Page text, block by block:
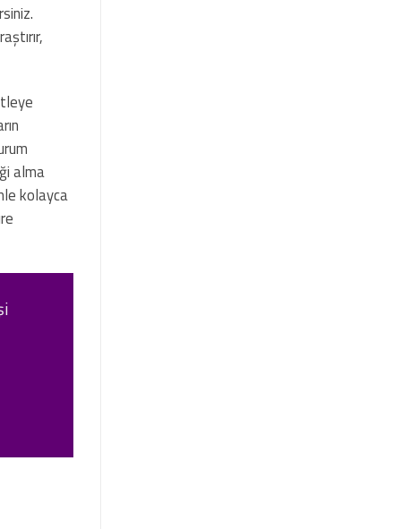
alma
kolayca